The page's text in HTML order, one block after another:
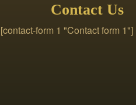
Contact Us
[contact-form 1 "Contact form 1"]